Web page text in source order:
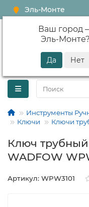
Эль-Монте
Ваш город
Эль-Монте?
Инструменты
Ключи
Ключи
Ключ
WADFOW
Артикул: WPW3101